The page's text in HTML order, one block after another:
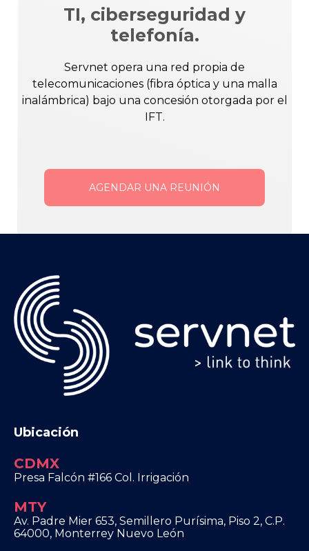
TI, ciberseguridad y
telefonía.
Servnet opera una red propia de
telecomunicaciones (fibra óptica y una malla
inalámbrica) bajo una concesión otorgada por el
IFT.
AGENDAR UNA REUNIÓN
Ubicación
CDMX
Presa Falcón #166 Col. Irrigación
MTY
Av. Padre Mier 653, Semillero Purísima, Piso 2, C.P.
64000, Monterrey Nuevo León